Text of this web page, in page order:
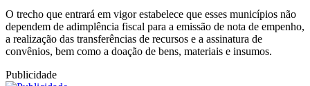
O trecho que entrará em vigor estabelece que esses municípios não
dependem de adimplência fiscal para a emissão de nota de empenho,
a realização das transferências de recursos e a assinatura de
convênios, bem como a doação de bens, materiais e insumos.
Publicidade